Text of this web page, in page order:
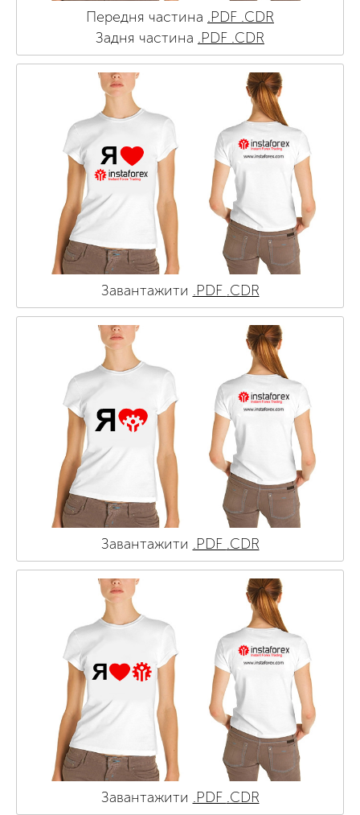
Передня частина .PDF .CDR
Задня частина .PDF .CDR
Завантажити .PDF .CDR
Завантажити .PDF .CDR
Завантажити .PDF .CDR